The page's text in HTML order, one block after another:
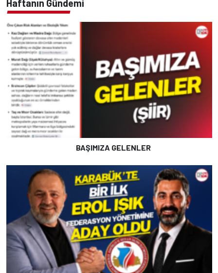
Haftanın Gündemi
BAŞIMIZA GELENLER